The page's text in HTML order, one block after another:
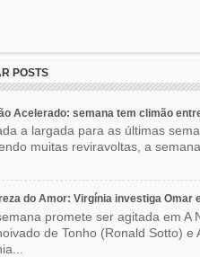
POSTS
Acelerado: semana tem climão
a largada para as últimas
muitas reviravoltas, a
do Amor: Virgínia investiga Omar
promete ser agitada em A
de Tonho (Ronald Sotto) e